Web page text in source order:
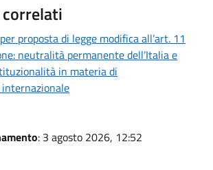
proposta di legge modifica all’art. 11
neutralità permanente dell’Italia e
in materia di
: 3 agosto 2026, 12:52